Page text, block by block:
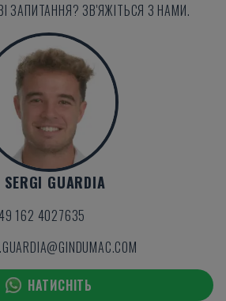
ЗАПИТАННЯ? ЗВ'ЯЖІТЬСЯ З НАМИ.
SERGI GUARDIA
162 4027635
НАТИСНІТЬ